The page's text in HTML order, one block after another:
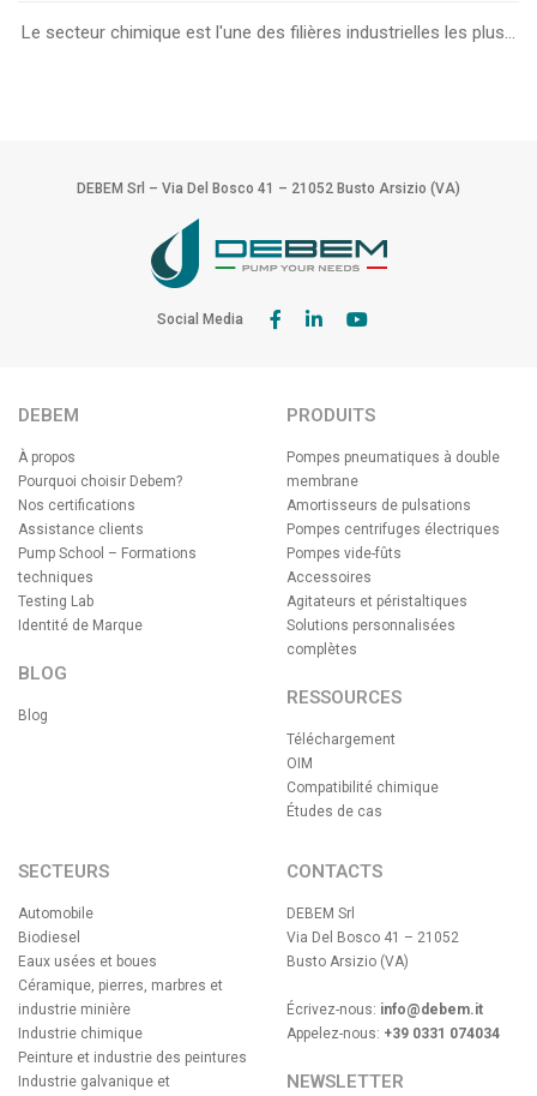
Le secteur chimique est l'une des filières industrielles les plus...
DEBEM Srl – Via Del Bosco 41 – 21052 Busto Arsizio (VA)
Social Media
DEBEM
À propos
Pourquoi choisir Debem?
Nos certifications
Assistance clients
Pump School – Formations
techniques
Testing Lab
Identité de Marque
BLOG
Blog
PRODUITS
Pompes pneumatiques à double
membrane
Amortisseurs de pulsations
Pompes centrifuges électriques
Pompes vide-fûts
Accessoires
Agitateurs et péristaltiques
Solutions personnalisées
complètes
RESSOURCES
Téléchargement
OIM
Compatibilité chimique
Études de cas
SECTEURS
Automobile
Biodiesel
Eaux usées et boues
Céramique, pierres, marbres et
industrie minière
Industrie chimique
Peinture et industrie des peintures
Industrie galvanique et
CONTACTS
DEBEM Srl
Via Del Bosco 41 – 21052
Busto Arsizio (VA)
Écrivez-nous: info@debem.it
Appelez-nous: +39 0331 074034
NEWSLETTER